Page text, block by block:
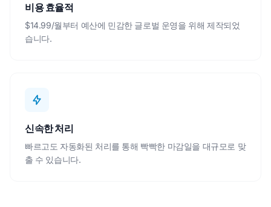
비용 효율적
$14.99/월부터 예산에 민감한 글로벌 운영을 위해 제작되었
습니다.
신속한 처리
빠르고도 자동화된 처리를 통해 빡빡한 마감일을 대규모로 맞
출 수 있습니다.